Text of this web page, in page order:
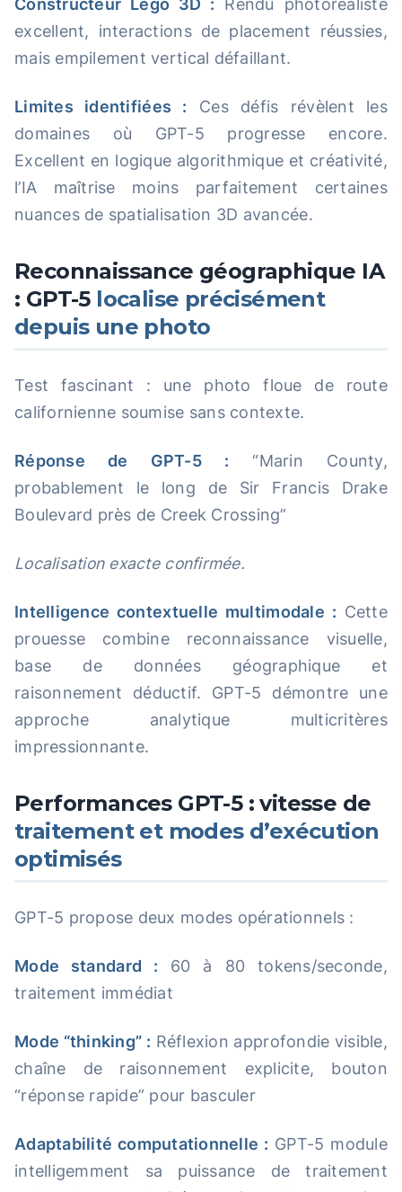
Constructeur Lego 3D : Rendu photoréaliste
excellent, interactions de placement réussies,
mais empilement vertical défaillant.
Limites identifiées : Ces défis révèlent les
domaines où GPT-5 progresse encore.
Excellent en logique algorithmique et créativité,
l’IA maîtrise moins parfaitement certaines
nuances de spatialisation 3D avancée.
Reconnaissance géographique IA
: GPT-5 localise précisément
depuis une photo
Test fascinant : une photo floue de route
californienne soumise sans contexte.
Réponse de GPT-5 : “Marin County,
probablement le long de Sir Francis Drake
Boulevard près de Creek Crossing”
Localisation exacte confirmée.
Intelligence contextuelle multimodale : Cette
prouesse combine reconnaissance visuelle,
base de données géographique et
raisonnement déductif. GPT-5 démontre une
approche analytique multicritères
impressionnante.
Performances GPT-5 : vitesse de
traitement et modes d’exécution
optimisés
GPT-5 propose deux modes opérationnels :
Mode standard : 60 à 80 tokens/seconde,
traitement immédiat
Mode “thinking” : Réflexion approfondie visible,
chaîne de raisonnement explicite, bouton
“réponse rapide” pour basculer
Adaptabilité computationnelle : GPT-5 module
intelligemment sa puissance de traitement